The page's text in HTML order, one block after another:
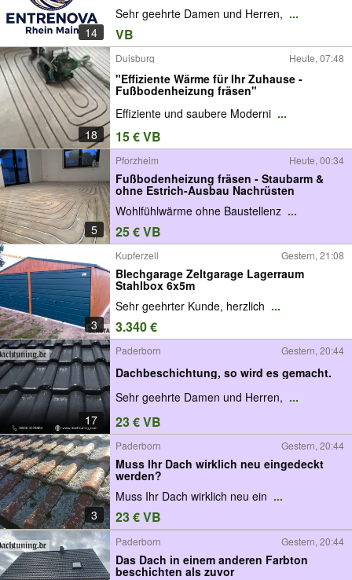
14
Sehr geehrte Damen und Herren, ...
VB
18
Duisburg Heute, 07:48
"Effiziente Wärme für Ihr Zuhause -
Fußbodenheizung fräsen"
Effiziente und saubere Moderni ...
15 € VB
5
Pforzheim Heute, 00:34
Fußbodenheizung fräsen - Staubarm &
ohne Estrich-Ausbau Nachrüsten
Wohlfühlwärme ohne Baustellenz ...
25 € VB
3
Kupferzell Gestern, 21:08
Blechgarage Zeltgarage Lagerraum
Stahlbox 6x5m
Sehr geehrter Kunde, herzlich ...
3.340 €
17
Paderborn Gestern, 20:44
Dachbeschichtung, so wird es gemacht.
Sehr geehrte Damen und Herren, ...
23 € VB
3
Paderborn Gestern, 20:44
Muss Ihr Dach wirklich neu eingedeckt
werden?
Muss Ihr Dach wirklich neu ein ...
23 € VB
Paderborn Gestern, 20:44
Das Dach in einem anderen Farbton
beschichten als zuvor